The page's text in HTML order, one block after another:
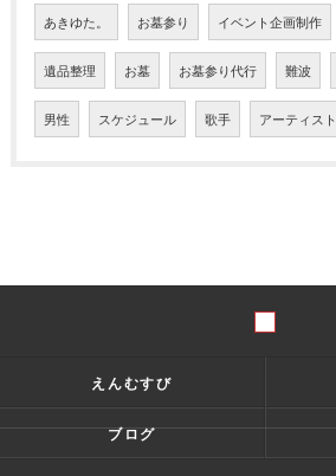
あきゆた。 お墓参り イベント企画制作
遺品整理 お墓 お墓参り代行 難波
男性 スケジュール 歌手 アーティスト
えんむすび
ブログ